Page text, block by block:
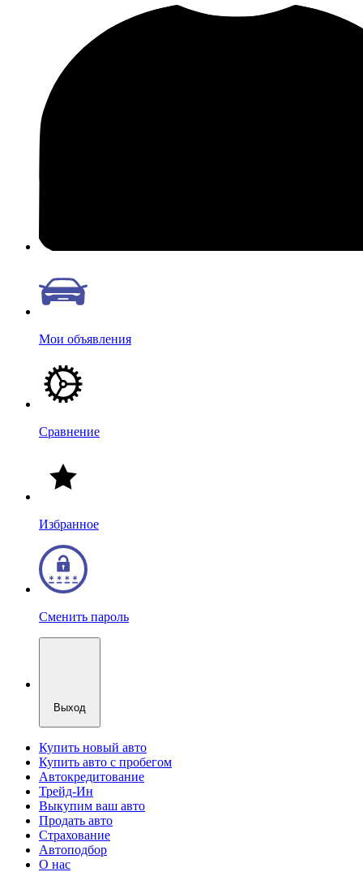
Мои объявления
Сравнение
Избранное
Сменить пароль
Выход
Купить новый авто
Купить авто с пробегом
Автокредитование
Трейд-Ин
Выкупим ваш авто
Продать авто
Страхование
Автоподбор
О нас